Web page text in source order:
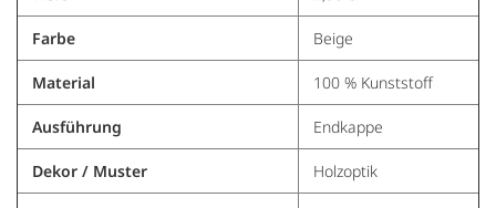
Farbe Beige
Material 100 % Kunststoff
Ausführung Endkappe
Dekor / Muster Holzoptik